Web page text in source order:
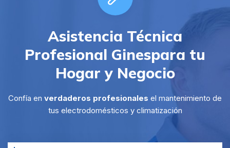
Asistencia Técnica
Profesional Ginespara tu
Hogar y Negocio
Confía en verdaderos profesionales el mantenimiento de
tus electrodomésticos y climatización